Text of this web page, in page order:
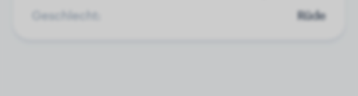
Geschlecht:
Rüde